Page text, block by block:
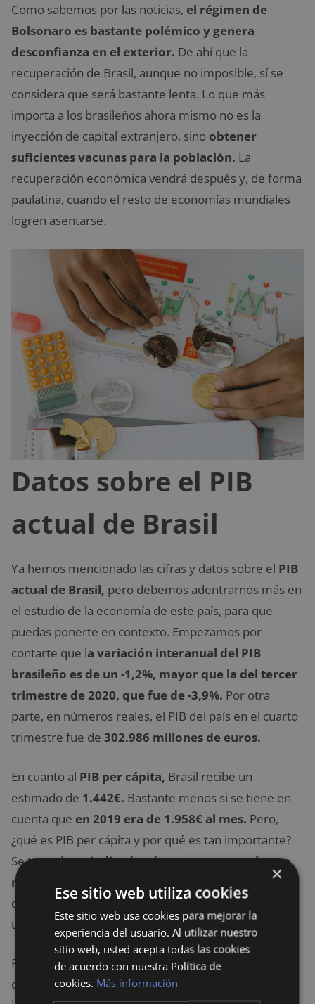
Como sabemos por las noticias, el régimen de
Bolsonaro es bastante polémico y genera
desconfianza en el exterior. De ahí que la
recuperación de Brasil, aunque no imposible, sí se
considera que será bastante lenta. Lo que más
importa a los brasileños ahora mismo no es la
inyección de capital extranjero, sino obtener
suficientes vacunas para la población. La
recuperación económica vendrá después y, de forma
paulatina, cuando el resto de economías mundiales
logren asentarse.
Datos sobre el PIB
actual de Brasil
Ya hemos mencionado las cifras y datos sobre el PIB
actual de Brasil, pero debemos adentrarnos más en
el estudio de la economía de este país, para que
puedas ponerte en contexto. Empezamos por
contarte que la variación interanual del PIB
brasileño es de un -1,2%, mayor que la del tercer
trimestre de 2020, que fue de -3,9%. Por otra
parte, en números reales, el PIB del país en el cuarto
trimestre fue de 302.986 millones de euros.
En cuanto al PIB per cápita, Brasil recibe un
estimado de 1.442€. Bastante menos si se tiene en
cuenta que en 2019 era de 1.958€ al mes. Pero,
¿qué es PIB per cápita y por qué es tan importante?
Se trata de unindicador de macroeconomía que
mide la productividad y desarrollo económico
que evalúa las condiciones económicas y sociales de
un país.
Para analizar y calcular el PIB de un país y los efectos
que tiene sobre su economía, también es
×
Ese sitio web utiliza cookies
Este sitio web usa cookies para mejorar la
experiencia del usuario. Al utilizar nuestro
sitio web, usted acepta todas las cookies
de acuerdo con nuestra Política de
cookies. Más información